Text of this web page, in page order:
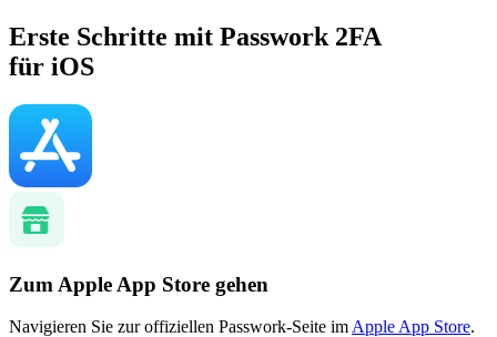
Erste Schritte mit Passwork 2FA
für iOS
Zum Apple App Store gehen
Navigieren Sie zur offiziellen Passwork-Seite im Apple App Store.